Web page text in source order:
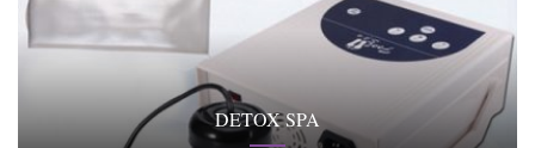
DETOX SPA